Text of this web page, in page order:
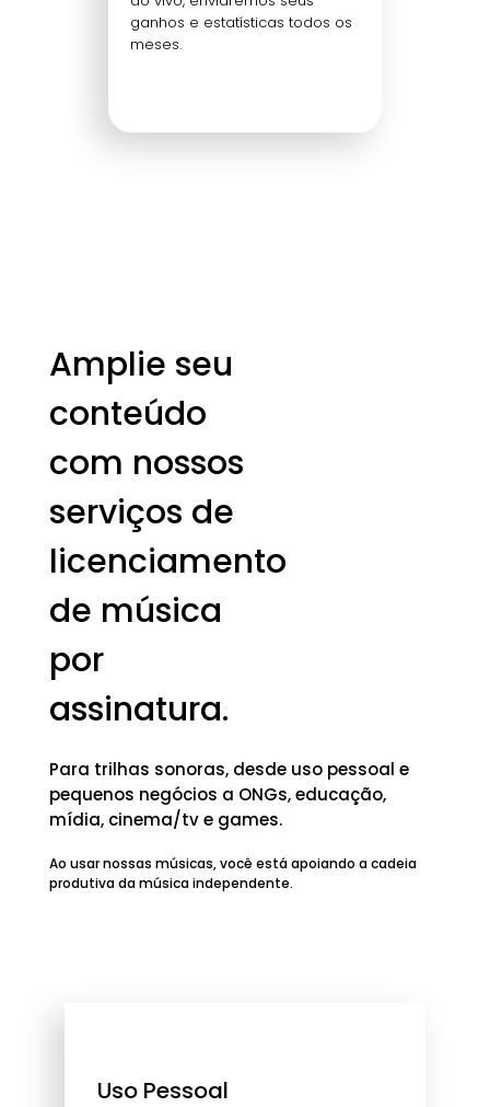
ganhos e estatísticas todos os
meses.
Amplie seu
conteúdo
com nossos
serviços de
licenciamento
de música
por
assinatura.
Para trilhas sonoras, desde uso pessoal e
pequenos negócios a ONGs, educação,
mídia, cinema/tv e games.
Ao usar nossas músicas, você está apoiando a cadeia
produtiva da música independente.
Uso Pessoal